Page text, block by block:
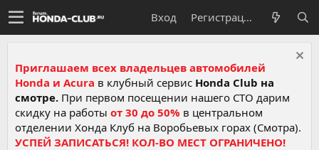
Вход Регистрация
Приглашаем всех владельцев автомобилей
Honda и Acura в клубный сервис Honda Club на
смотре. При первом посещении нашего СТО дарим
скидку на работы от 30 до 50% в центральном
отделении Хонда Клуб на Воробьевых горах (Смотра).
УСПЕЙ ЗАПИСАТЬСЯ! КОЛ-ВО МЕСТ ОГРАНИЧЕНО!